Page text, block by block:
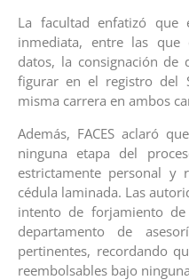
La facultad enfatizó que
inmediata, entre las que
datos, la consignación de
figurar en el registro del
misma carrera en ambos
Además, FACES aclaró que
ninguna etapa del
estrictamente personal y
cédula laminada. Las
intento de forjamiento
departamento de
pertinentes, recordando
reembolsables bajo